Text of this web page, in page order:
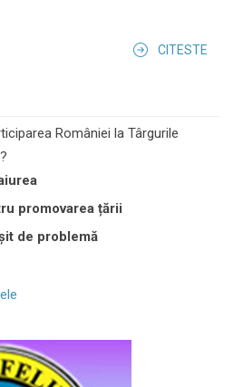
CITESTE
României la Târgurile
promovarea țării
de problemă